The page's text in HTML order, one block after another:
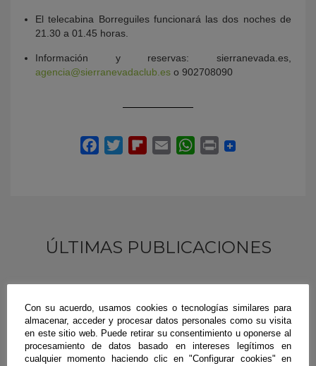
El telecabina Borreguiles funcionará las dos noches de
21.30 a 01.45 horas.
Información y reservas: sierranevada.es,
agencia@sierranevadaclub.es o 902708090
ÚLTIMAS PUBLICACIONES
#CienciaDirecta
Con su acuerdo, usamos cookies o tecnologías similares para
almacenar, acceder y procesar datos personales como su visita
en este sitio web. Puede retirar su consentimiento u oponerse al
procesamiento de datos basado en intereses legítimos en
cualquier momento haciendo clic en "Configurar cookies" en